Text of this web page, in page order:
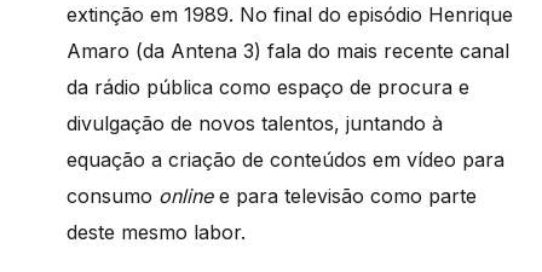
extinção em 1989. No final do episódio Henrique
Amaro (da Antena 3) fala do mais recente canal
da rádio pública como espaço de procura e
divulgação de novos talentos, juntando à
equação a criação de conteúdos em vídeo para
consumo onlinee para televisão como parte
deste mesmo labor.